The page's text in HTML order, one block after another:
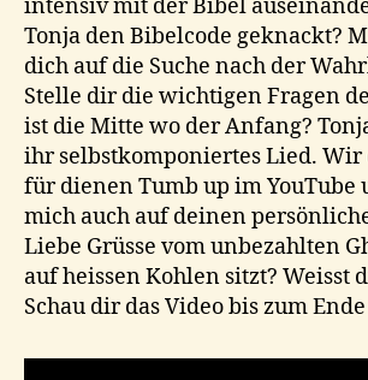
intensiv mit der Bibel
Tonja den Bibelcode geknackt?
dich auf die Suche nach der
Stelle dir die wichtigen Fragen
ist die Mitte wo der Anfang?
ihr selbstkomponiertes Lied.
für dienen Tumb up im YouTube
mich auch auf deinen
Liebe Grüsse vom unbezahlten
auf heissen Kohlen sitzt? Weisst
Schau dir das Video bis zum